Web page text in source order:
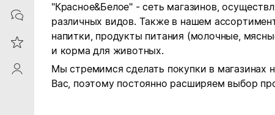
Contacts
Reviews
ProfileSaby
"Красное&Белое" - сеть магазинов,
различных видов. Также в нашем
напитки, продукты питания (молочные,
и корма для животных.
Мы стремимся сделать покупки в
Вас, поэтому постоянно расширяем выбор